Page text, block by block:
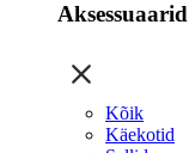
Aksessuaarid
Kõik
Käekotid